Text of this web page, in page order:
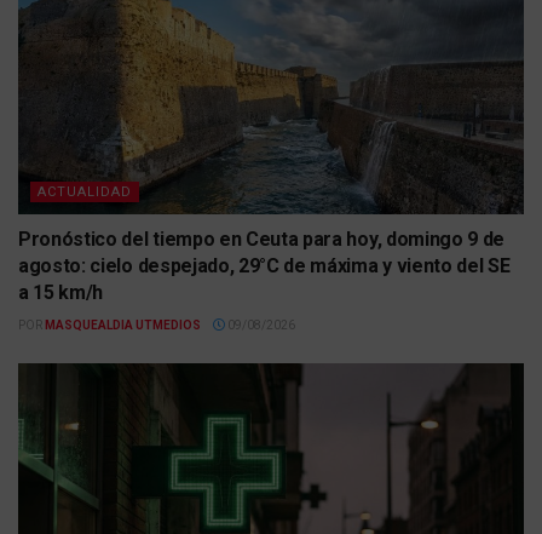
ACTUALIDAD
Pronóstico del tiempo en Ceuta para hoy, domingo 9 de
agosto: cielo despejado, 29°C de máxima y viento del SE
a 15 km/h
POR MASQUEALDIA UTMEDIOS 09/08/2026